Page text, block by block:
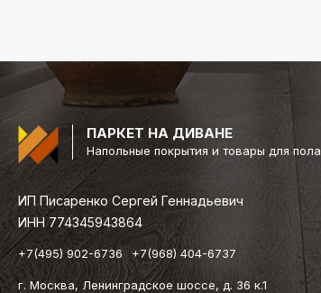
ПАРКЕТ НА ДИВАНЕ
Напольные покрытия и товары для пола
ИП Писаренко Сергей Геннадьевич
ИНН 774345943864
+7(495) 902-6736 +7(968) 404-6737
г. Москва, Ленинградское шоссе, д. 36 к.1